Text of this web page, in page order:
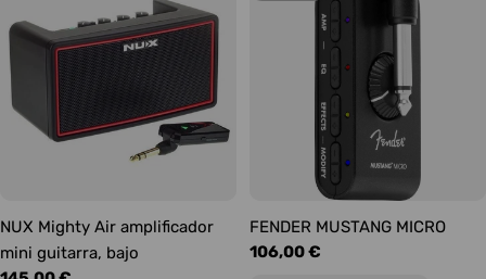
NUX Mighty Air amplificador
mini guitarra, bajo
FENDER MUSTANG MICRO
Precio
106,00 €